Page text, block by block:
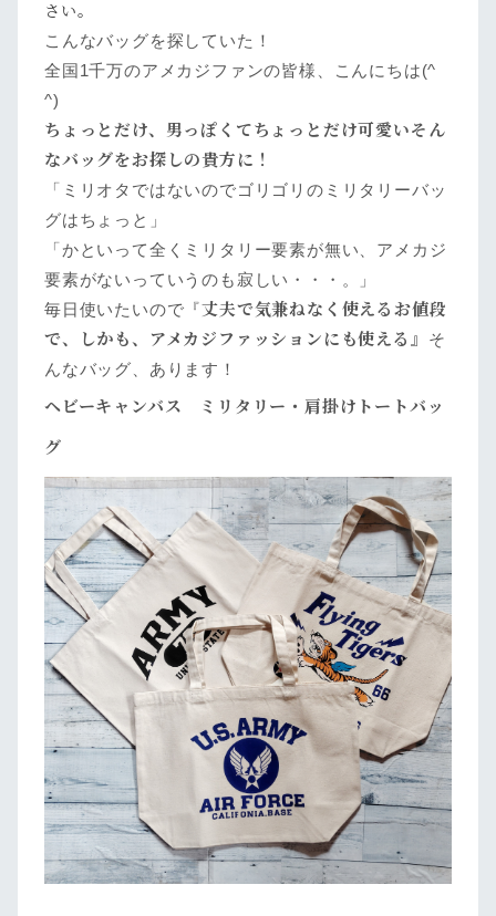
さい。
こんなバッグを探していた！
全国1千万のアメカジファンの皆様、こんにちは(^
^)
ちょっとだけ、男っぽくてちょっとだけ可愛いそん
なバッグをお探しの貴方に！
「ミリオタではないのでゴリゴリのミリタリーバッ
グはちょっと」
「かといって全くミリタリー要素が無い、アメカジ
要素がないっていうのも寂しい・・・。」
毎日使いたいので『丈夫で気兼ねなく使えるお値段
で、
しかも、アメカジファッションにも使える』
そ
んなバッグ、あります！
ヘビーキャンバス ミリタリー・肩掛けトートバッ
グ